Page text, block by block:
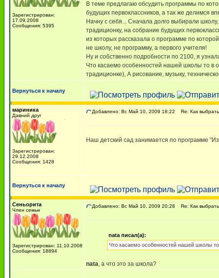
Зарегистрирован:
17.09.2008
Сообщения: 5395
В теме предлагаю обсудить программы по
будущих первоклассников, а так же делимся
Начну с себя... Сначала долго выбирали
традиционку, на собрание будущих
из которых рассказала о программе по
не школу, не программу, а первого учителя!
Ну и собственно подробности по 2100, я
Что касаемо особенностей нашей школы то в
традиционке), А рисование, музыку,
Вернуться к началу
мариника
Давний друг
Зарегистрирован:
29.12.2008
Сообщения: 1428
Добавлено: Вс Май 10, 2009 18:22 Re: Как
Наш детский сад занимается по программе
Вернуться к началу
Сеньорита
Член семьи
Зарегистрирован: 11.10.2008
Сообщения: 18894
Добавлено: Вс Май 10, 2009 20:28 Re: Как
nata писал(а):
Что касаемо особенностей нашей школы
nata, а что это за школа?